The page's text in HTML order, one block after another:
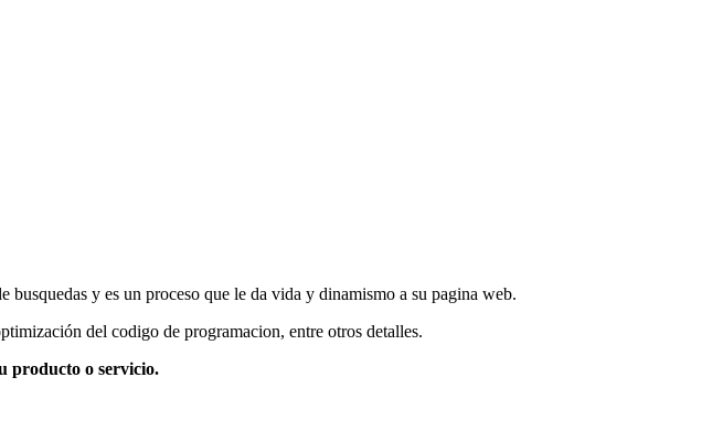
busquedas y es un proceso que le da vida y dinamismo a su pagina web.
del codigo de programacion, entre otros detalles.
producto o servicio.